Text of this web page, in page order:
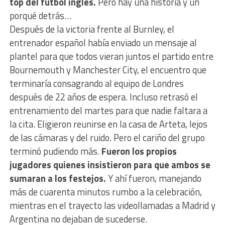
porqué detrás…
Después de la victoria frente al Burnley, el
entrenador español había enviado un mensaje al
plantel para que todos vieran juntos el partido entre
Bournemouth y Manchester City, el encuentro que
terminaría consagrando al equipo de Londres
después de 22 años de espera. Incluso retrasó el
entrenamiento del martes para que nadie faltara a
la cita. Eligieron reunirse en la casa de Arteta, lejos
de las cámaras y del ruido. Pero el cariño del grupo
terminó pudiendo más.Fueron los propios
jugadores quienes insistieron para que ambos se
sumaran a los festejos.Y ahí fueron, manejando
más de cuarenta minutos rumbo a la celebración,
mientras en el trayecto las videollamadas a Madrid y
Argentina no dejaban de sucederse.